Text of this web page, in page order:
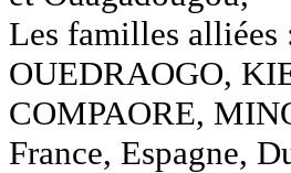
Les familles
OUEDRAOGO,
COMPAORE,
France, Espagne,